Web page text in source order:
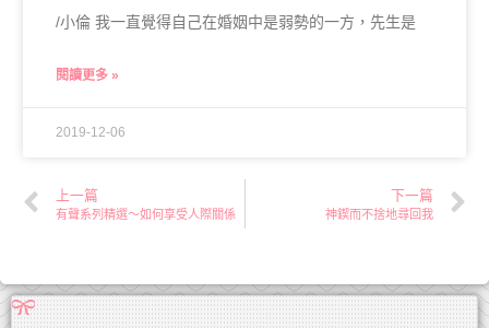
/小倫 我一直覺得自己在婚姻中是弱勢的一方，先生是
閱讀更多 »
2019-12-06
上一篇
有聲系列精選～如何享受人際關係
下一篇
神鍥而不捨地尋回我